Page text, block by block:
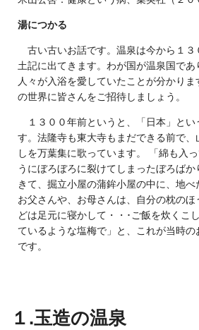
湯につかる
古い古いお話です。温泉は今から１３
土記に出てきます。わが国が温泉国であ
人々が入浴を愛していたことが分かり
の世界に皆さんをご招待しましょう。
１３００年前というと、「日本」とい
す。法隆寺も東大寺もまだできる前で、
しを万葉集に歌っています。 「綿も入
うにぼろぼろに裂けてしまったぼろば
きて、掘立小屋の蒲鉾小屋の中に、地
お父さんや、お母さんは、自分の枕の
どは足元に寝かして・・･ご飯を炊くこ
ているような塩梅で」と、これが当時の
です。
１.玉造の温泉